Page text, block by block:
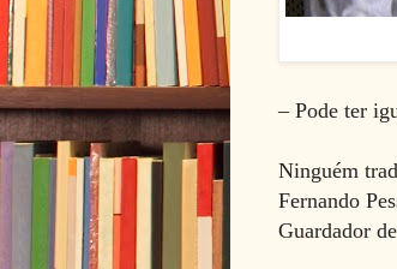
– Pode ter
Ninguém
Fernando
Guardador